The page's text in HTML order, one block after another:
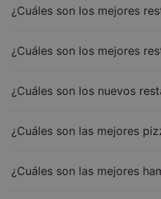
¿Cuáles son los mejores
¿Cuáles son los mejores
¿Cuáles son los nuevos
¿Cuáles son las mejores
¿Cuáles son las mejores